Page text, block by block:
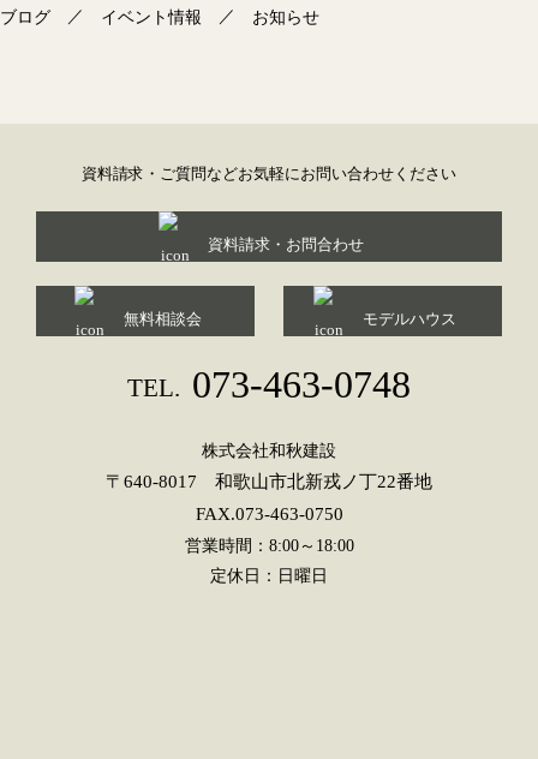
ナ
ブログ ／ イベント情報 ／ お知らせ
資料請求・ご質問などお気軽にお問い合わせください
資料請求・お問合わせ
無料相談会 モデルハウス
TEL. 073-463-0748
株式会社和秋建設
〒640-8017 和歌山市北新戎ノ丁22番地
FAX.073-463-0750
営業時間：8:00～18:00
定休日：日曜日